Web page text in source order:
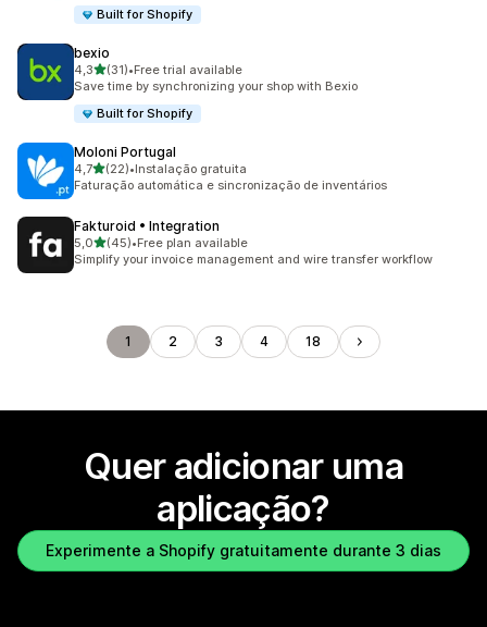
Built for Shopify
bexio
4,3de 5 estrelas
(31)
31 total de avaliações
•Free trial available
Save time by synchronizing your shop with Bexio
Built for Shopify
Moloni Portugal
4,7de 5 estrelas
(22)
22 total de avaliações
•Instalação gratuita
Faturação automática e sincronização de inventários
Fakturoid • Integration
5,0de 5 estrelas
(45)
45 total de avaliações
•Free plan available
Simplify your invoice management and wire transfer workflow
1 2 3 4 18
Quer adicionar uma
aplicação?
Experimente a Shopify gratuitamente durante 3 dias